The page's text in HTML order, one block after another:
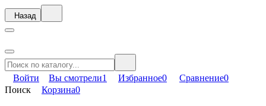
Назад
Войти Вы смотрели1 Избранное0 Сравнение0
Поиск
Корзина0